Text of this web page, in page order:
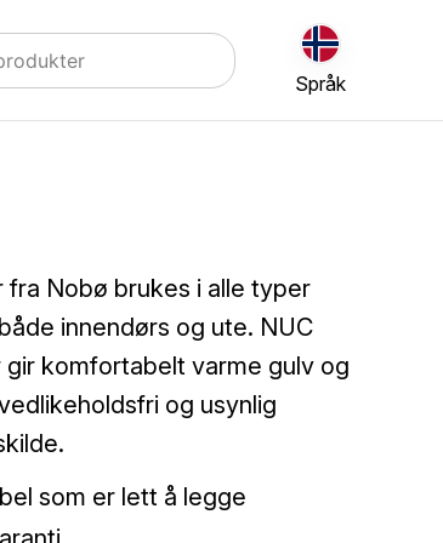
Språk
fra Nobø brukes i alle typer
innendørs og ute. NUC
komfortabelt varme gulv og
og usynlig
som er lett å legge